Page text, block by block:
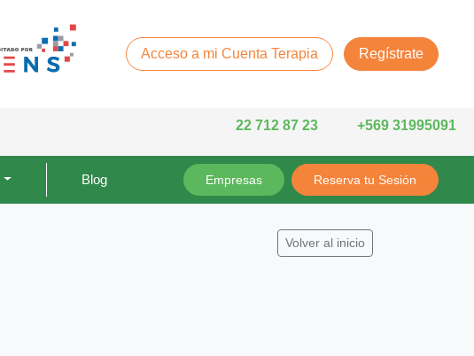
Acceso a mi Cuenta Terapia Regístrate
22 712 87 23 +569 31995091
Blog Empresas Reserva tu Sesión
Volver al inicio